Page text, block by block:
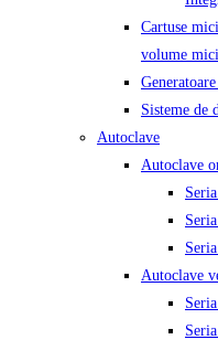
Cartuse
volume mici
Sisteme de
Autoclave
Autoclave
Autoclave